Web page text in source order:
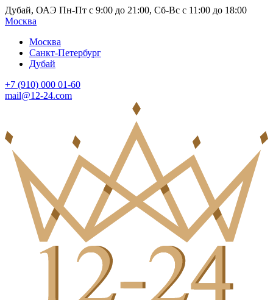
Дубай, ОАЭ Пн-Пт с 9:00 до 21:00, Сб-Вс с 11:00 до 18:00
Москва
Москва
Санкт-Петербург
Дубай
+7 (910) 000 01-60
mail@12-24.com